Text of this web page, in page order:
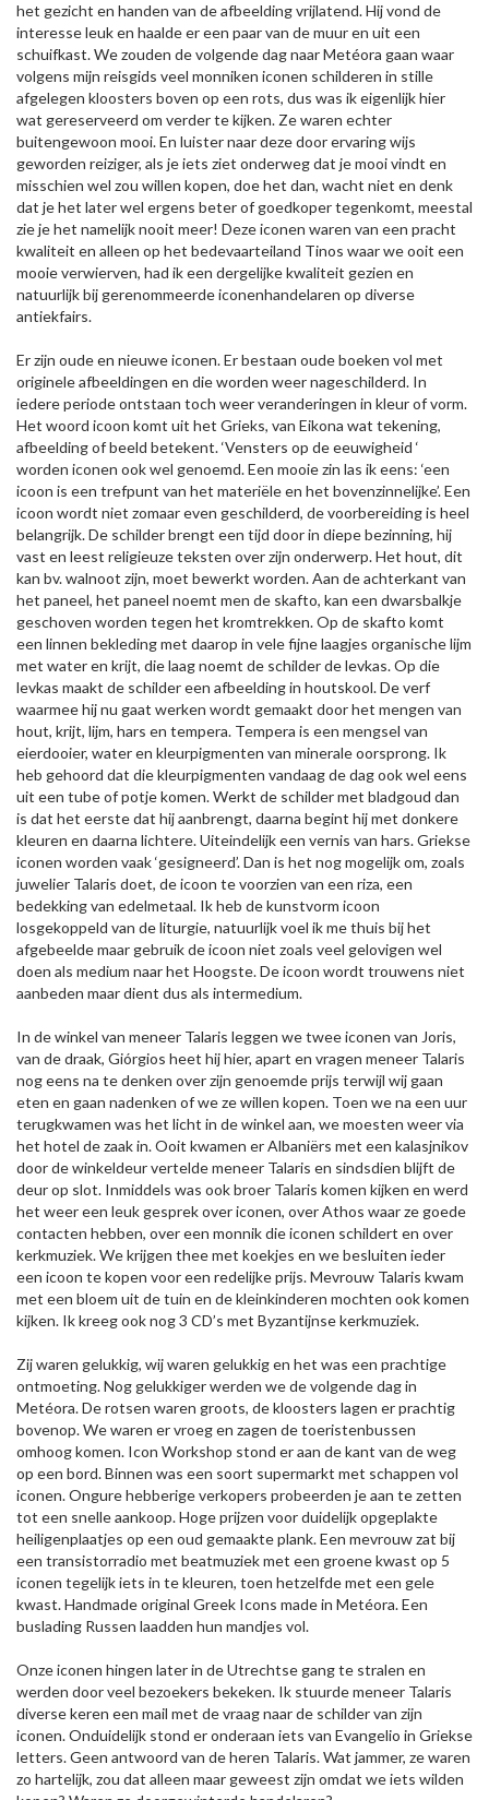
het gezicht en handen van de afbeelding vrijlatend. Hij vond de
interesse leuk en haalde er een paar van de muur en uit een
schuifkast. We zouden de volgende dag naar Metéora gaan waar
volgens mijn reisgids veel monniken iconen schilderen in stille
afgelegen kloosters boven op een rots, dus was ik eigenlijk hier
wat gereserveerd om verder te kijken. Ze waren echter
buitengewoon mooi. En luister naar deze door ervaring wijs
geworden reiziger, als je iets ziet onderweg dat je mooi vindt en
misschien wel zou willen kopen, doe het dan, wacht niet en denk
dat je het later wel ergens beter of goedkoper tegenkomt, meestal
zie je het namelijk nooit meer! Deze iconen waren van een pracht
kwaliteit en alleen op het bedevaarteiland Tinos waar we ooit een
mooie verwierven, had ik een dergelijke kwaliteit gezien en
natuurlijk bij gerenommeerde iconenhandelaren op diverse
antiekfairs.
Er zijn oude en nieuwe iconen. Er bestaan oude boeken vol met
originele afbeeldingen en die worden weer nageschilderd. In
iedere periode ontstaan toch weer veranderingen in kleur of vorm.
Het woord icoon komt uit het Grieks, van Eikona wat tekening,
afbeelding of beeld betekent. ‘Vensters op de eeuwigheid ‘
worden iconen ook wel genoemd. Een mooie zin las ik eens: ‘een
icoon is een trefpunt van het materiële en het bovenzinnelijke’. Een
icoon wordt niet zomaar even geschilderd, de voorbereiding is heel
belangrijk. De schilder brengt een tijd door in diepe bezinning, hij
vast en leest religieuze teksten over zijn onderwerp. Het hout, dit
kan bv. walnoot zijn, moet bewerkt worden. Aan de achterkant van
het paneel, het paneel noemt men de skafto, kan een dwarsbalkje
geschoven worden tegen het kromtrekken. Op de skafto komt
een linnen bekleding met daarop in vele fijne laagjes organische lijm
met water en krijt, die laag noemt de schilder de levkas. Op die
levkas maakt de schilder een afbeelding in houtskool. De verf
waarmee hij nu gaat werken wordt gemaakt door het mengen van
hout, krijt, lijm, hars en tempera. Tempera is een mengsel van
eierdooier, water en kleurpigmenten van minerale oorsprong. Ik
heb gehoord dat die kleurpigmenten vandaag de dag ook wel eens
uit een tube of potje komen. Werkt de schilder met bladgoud dan
is dat het eerste dat hij aanbrengt, daarna begint hij met donkere
kleuren en daarna lichtere. Uiteindelijk een vernis van hars. Griekse
iconen worden vaak ‘gesigneerd’. Dan is het nog mogelijk om, zoals
juwelier Talaris doet, de icoon te voorzien van een riza, een
bedekking van edelmetaal. Ik heb de kunstvorm icoon
losgekoppeld van de liturgie, natuurlijk voel ik me thuis bij het
afgebeelde maar gebruik de icoon niet zoals veel gelovigen wel
doen als medium naar het Hoogste. De icoon wordt trouwens niet
aanbeden maar dient dus als intermedium.
In de winkel van meneer Talaris leggen we twee iconen van Joris,
van de draak, Giórgios heet hij hier, apart en vragen meneer Talaris
nog eens na te denken over zijn genoemde prijs terwijl wij gaan
eten en gaan nadenken of we ze willen kopen. Toen we na een uur
terugkwamen was het licht in de winkel aan, we moesten weer via
het hotel de zaak in. Ooit kwamen er Albaniërs met een kalasjnikov
door de winkeldeur vertelde meneer Talaris en sindsdien blijft de
deur op slot. Inmiddels was ook broer Talaris komen kijken en werd
het weer een leuk gesprek over iconen, over Athos waar ze goede
contacten hebben, over een monnik die iconen schildert en over
kerkmuziek. We krijgen thee met koekjes en we besluiten ieder
een icoon te kopen voor een redelijke prijs. Mevrouw Talaris kwam
met een bloem uit de tuin en de kleinkinderen mochten ook komen
kijken. Ik kreeg ook nog 3 CD’s met Byzantijnse kerkmuziek.
Zij waren gelukkig, wij waren gelukkig en het was een prachtige
ontmoeting. Nog gelukkiger werden we de volgende dag in
Metéora. De rotsen waren groots, de kloosters lagen er prachtig
bovenop. We waren er vroeg en zagen de toeristenbussen
omhoog komen. Icon Workshop stond er aan de kant van de weg
op een bord. Binnen was een soort supermarkt met schappen vol
iconen. Ongure hebberige verkopers probeerden je aan te zetten
tot een snelle aankoop. Hoge prijzen voor duidelijk opgeplakte
heiligenplaatjes op een oud gemaakte plank. Een mevrouw zat bij
een transistorradio met beatmuziek met een groene kwast op 5
iconen tegelijk iets in te kleuren, toen hetzelfde met een gele
kwast. Handmade original Greek Icons made in Metéora. Een
buslading Russen laadden hun mandjes vol.
Onze iconen hingen later in de Utrechtse gang te stralen en
werden door veel bezoekers bekeken. Ik stuurde meneer Talaris
diverse keren een mail met de vraag naar de schilder van zijn
iconen. Onduidelijk stond er onderaan iets van Evangelio in Griekse
letters. Geen antwoord van de heren Talaris. Wat jammer, ze waren
zo hartelijk, zou dat alleen maar geweest zijn omdat we iets wilden